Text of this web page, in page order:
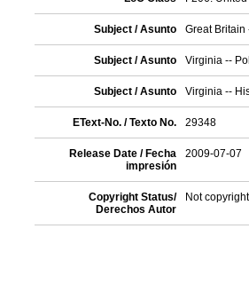
Subject / Asunto Great Britain
Subject / Asunto Virginia --
Subject / Asunto Virginia --
EText-No. / Texto No. 29348
Release Date / Fecha
impresión
2009-07-07
Copyright Status/
Derechos Autor
Not